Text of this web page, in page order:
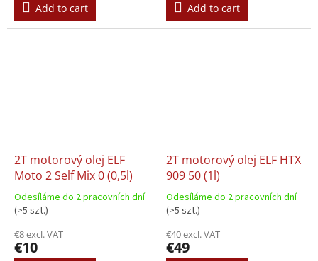
Add to cart Add to cart
2T motorový olej ELF
Moto 2 Self Mix 0 (0,5l)
Odesíláme do 2 pracovních dní
(>5 szt.)
€8 excl. VAT
€10
2T motorový olej ELF HTX
909 50 (1l)
Odesíláme do 2 pracovních dní
(>5 szt.)
€40 excl. VAT
€49